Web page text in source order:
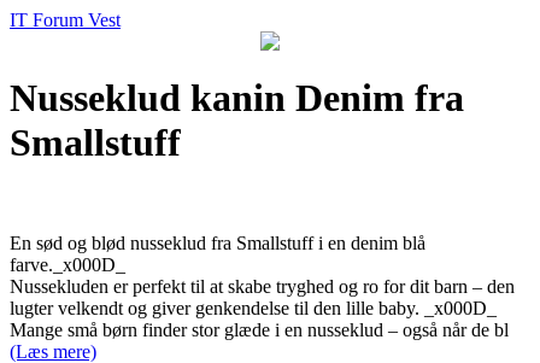
IT Forum Vest
Nusseklud kanin Denim fra
Smallstuff
En sød og blød nusseklud fra Smallstuff i en denim blå
farve._x000D_
Nussekluden er perfekt til at skabe tryghed og ro for dit barn – den
lugter velkendt og giver genkendelse til den lille baby. _x000D_
Mange små børn finder stor glæde i en nusseklud – også når de bl
(Læs mere)